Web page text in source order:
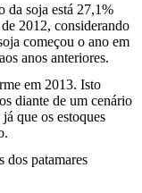
da soja está 27,1%
2012, considerando
começou o ano em
anos anteriores.
em 2013. Isto
diante de um cenário
que os estoques
dos patamares